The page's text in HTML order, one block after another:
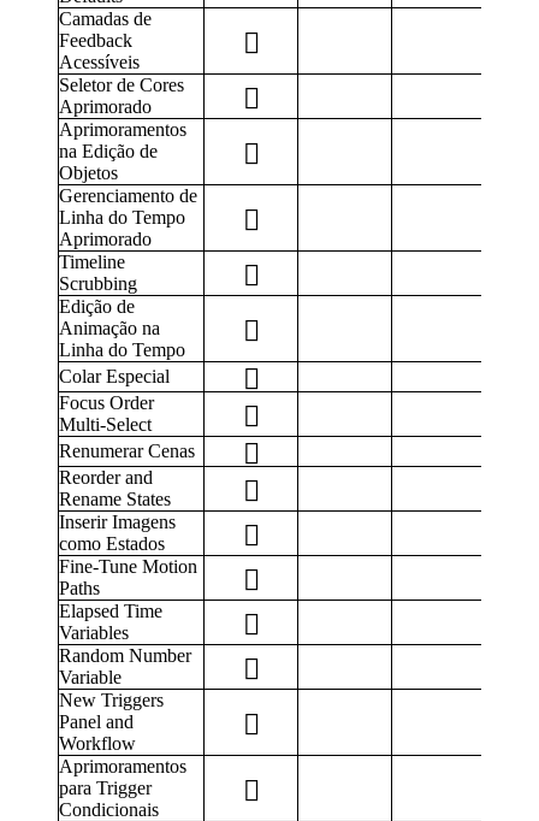
Camadas de
Feedback
Acessíveis
Seletor de Cores
Aprimorado
Aprimoramentos
na Edição de
Objetos
Gerenciamento de
Linha do Tempo
Aprimorado
Timeline
Scrubbing
Edição de
Animação na
Linha do Tempo
Colar Especial
Focus Order
Multi-Select
Renumerar Cenas
Reorder and
Rename States
Inserir Imagens
como Estados
Fine-Tune Motion
Paths
Elapsed Time
Variables
Random Number
Variable
New Triggers
Panel and
Workflow
Aprimoramentos
para Trigger
Condicionais